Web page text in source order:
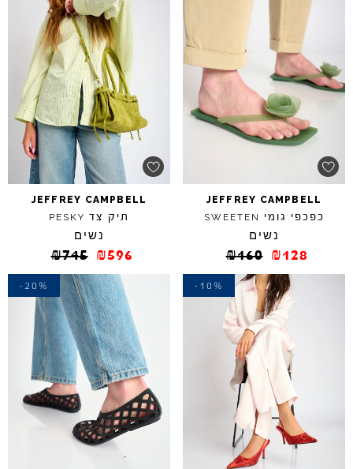
JEFFREY CAMPBELL
כפכפי גומי SWEETEN
נשים
₪160 ₪128
JEFFREY CAMPBELL
תיק צד PESKY
נשים
₪745 ₪596
-10%
-20%